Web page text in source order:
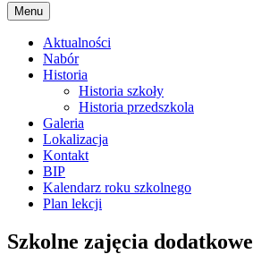
Menu Przejdź
do
treści
Aktualności
Nabór
Historia
Historia szkoły
Historia przedszkola
Galeria
Lokalizacja
Kontakt
BIP
Kalendarz roku szkolnego
Plan lekcji
Szkolne zajęcia dodatkowe